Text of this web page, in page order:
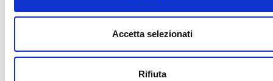
Accetta selezionati
Rifiuta
Notizie recenti
Un riconoscimento che ci rende